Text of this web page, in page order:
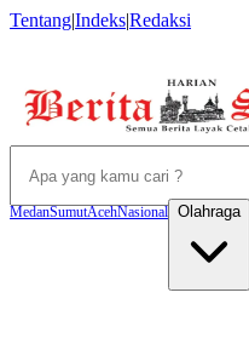
Tentang|Indeks|Redaksi
MedanSumutAcehNasional Olahraga